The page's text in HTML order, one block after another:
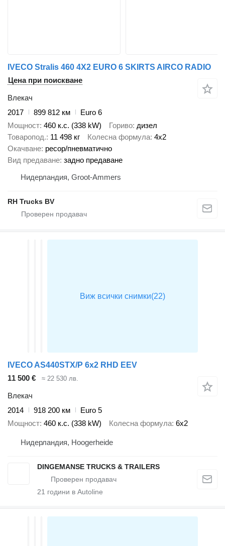
IVECO Stralis 460 4X2 EURO 6 SKIRTS AIRCO RADIO
Цена при поискване
Влекач
2017
899 812 км
Euro 6
Мощност 460 к.с. (338 kW) Гориво дизел
Товаропод. 11 498 кг Колесна формула 4x2
Окачване ресор/пневматично
Вид предаване задно предаване
Нидерландия, Groot-Ammers
RH Trucks BV
IVECO AS440STX/P 6x2 RHD EEV
11 500 €
≈ 22 530 лв.
Влекач
2014
918 200 км
Euro 5
Мощност 460 к.с. (338 kW) Колесна формула 6x2
Нидерландия, Hoogerheide
DINGEMANSE TRUCKS & TRAILERS
21 години в Autoline